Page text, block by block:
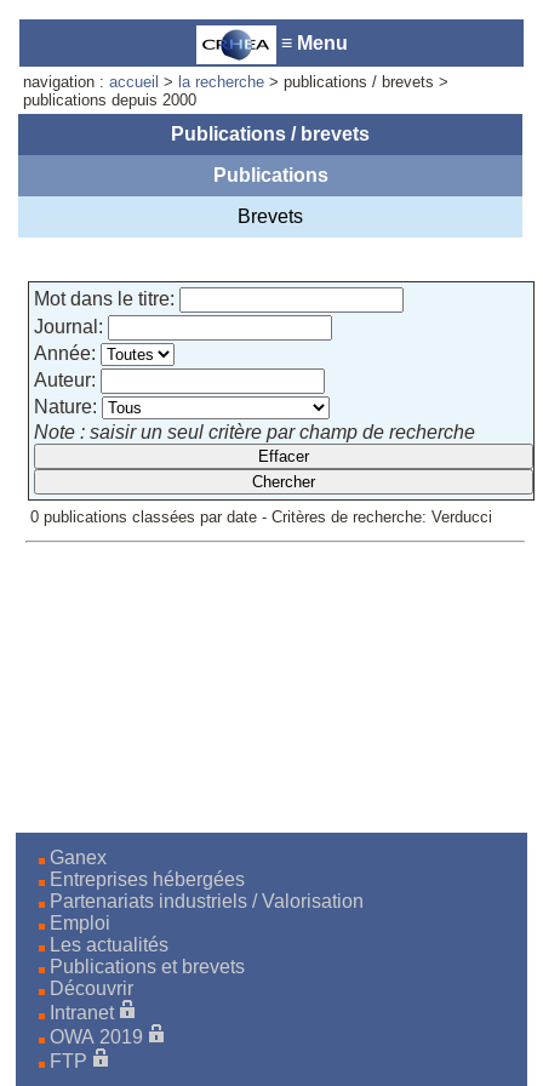
≡ Menu
navigation :accueil > la recherche > publications / brevets >
publications depuis 2000
Publications / brevets
Publications
Brevets
Mot dans le titre:
Journal:
Année:
Auteur:
Nature:
Note : saisir un seul critère par champ de recherche
0 publications classées par date - Critères de recherche: Verducci
Ganex
Entreprises hébergées
Partenariats industriels / Valorisation
Emploi
Les actualités
Publications et brevets
Découvrir
Intranet
OWA 2019
FTP
Accueil du laboratoire :
Marie Cornuet
Téléphone: +33 4 93 95 42 00